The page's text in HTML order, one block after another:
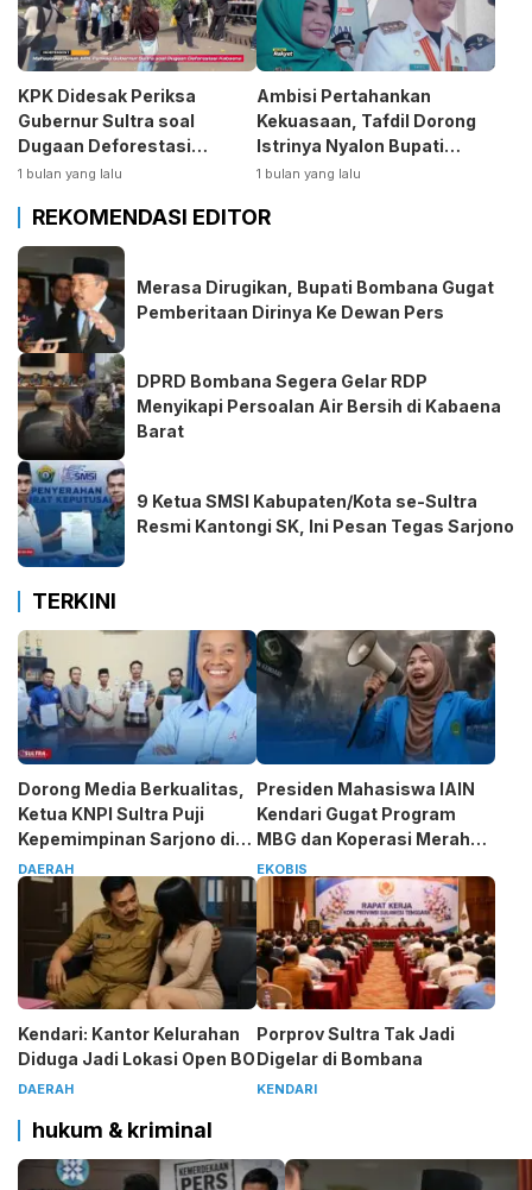
KPK Didesak Periksa
Gubernur Sultra soal
Dugaan Deforestasi
Kabaen
1 bulan yang lalu
Ambisi Pertahankan
Kekuasaan, Tafdil Dorong
Istrinya Nyalon Bupati
Bombana
1 bulan yang lalu
REKOMENDASI EDITOR
Merasa Dirugikan, Bupati Bombana Gugat
Pemberitaan Dirinya Ke Dewan Pers
DPRD Bombana Segera Gelar RDP
Menyikapi Persoalan Air Bersih di Kabaena
Barat
9 Ketua SMSI Kabupaten/Kota se-Sultra
Resmi Kantongi SK, Ini Pesan Tegas Sarjono
TERKINI
Dorong Media Berkualitas,
Ketua KNPI Sultra Puji
Kepemimpinan Sarjono di
SMSI
DAERAH
Presiden Mahasiswa IAIN
Kendari Gugat Program
MBG dan Koperasi Merah
Putih
EKOBIS
Kendari: Kantor Kelurahan
Diduga Jadi Lokasi Open BO
DAERAH
Porprov Sultra Tak Jadi
Digelar di Bombana
KENDARI
hukum & kriminal